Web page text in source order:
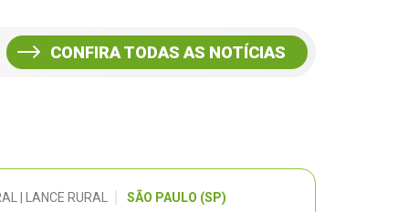
CONFIRA TODAS AS NOTÍCIAS
| LANCE RURAL SÃO PAULO (SP)